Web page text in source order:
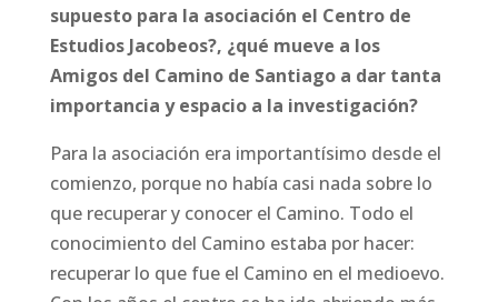
supuesto para la asociación el Centro de
Estudios Jacobeos?, ¿qué mueve a los
Amigos del Camino de Santiago a dar tanta
importancia y espacio a la investigación?
Para la asociación era importantísimo desde el
comienzo, porque no había casi nada sobre lo
que recuperar y conocer el Camino. Todo el
conocimiento del Camino estaba por hacer:
recuperar lo que fue el Camino en el medioevo.